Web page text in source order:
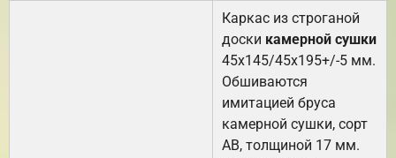
Каркас из строганой
доски камерной сушки
45х145/45х195+/-5 мм.
Обшиваются
имитацией бруса
камерной сушки, сорт
АВ, толщиной 17 мм.